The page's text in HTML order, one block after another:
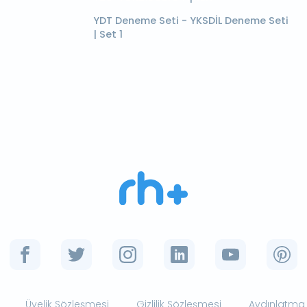
YDT Deneme Seti - YKSDİL Deneme Seti
| Set 1
Üyelik Sözleşmesi Gizlilik Sözleşmesi